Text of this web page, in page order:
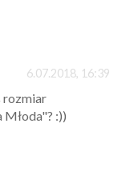
6.07.2018, 16:39
rozmiar
:))